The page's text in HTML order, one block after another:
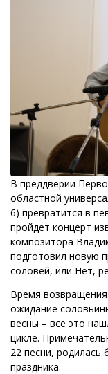
В преддверии
областной
6) превратится в
пройдет концерт
композитора
подготовил новую
соловей, или Нет,
Время
ожидание
весны – всё это
цикле.
22 песни, родилась
праздника.